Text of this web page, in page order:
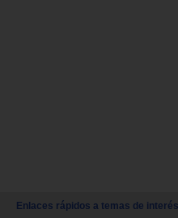
Enlaces rápidos a temas de interés